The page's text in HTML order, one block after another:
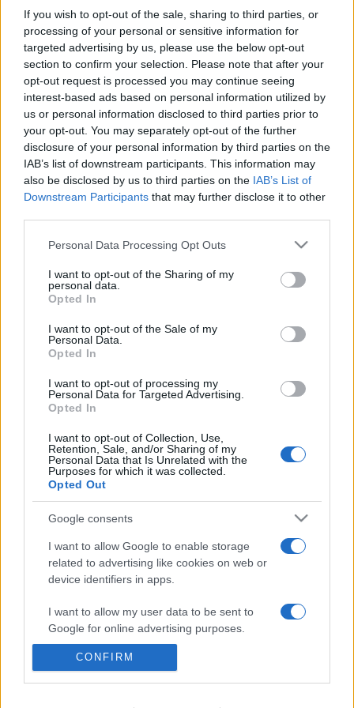
If you wish to opt-out of the sale, sharing to third parties, or
processing of your personal or sensitive information for
targeted advertising by us, please use the below opt-out
section to confirm your selection. Please note that after your
opt-out request is processed you may continue seeing
interest-based ads based on personal information utilized by
us or personal information disclosed to third parties prior to
your opt-out. You may separately opt-out of the further
disclosure of your personal information by third parties on the
IAB’s list of downstream participants. This information may
also be disclosed by us to third parties on the IAB’s List of
Downstream Participants that may further disclose it to other
Please note that this website/app uses one or more Google
not limited to your visit or usage behaviour. You may click to
grant or deny consent to Google and its third-party tags to
use your data for below specified purposes in below Google
consent section.
Personal Data Processing Opt Outs
I want to opt-out of the Sharing of my
personal data.
Opted In
I want to opt-out of the Sale of my
Personal Data.
Opted In
I want to opt-out of processing my
Personal Data for Targeted Advertising.
Opted In
I want to opt-out of Collection, Use,
Retention, Sale, and/or Sharing of my
Personal Data that Is Unrelated with the
Purposes for which it was collected.
Opted Out
Google consents
I want to allow Google to enable storage
related to advertising like cookies on web or
device identifiers in apps.
I want to allow my user data to be sent to
Google for online advertising purposes.
I want to allow Google to send me
CONFIRM
időre azt is elérte, hogy Teleki Pál, az akkor már neves
politikus és földrajztudós elvállalja a részvénytársaság elnöki
tisztét. A magyar kartográfia fejlődését azonban derékba
törte az első világháború és a Monarchia ezt követő
felbomlása, mert 1920 után új alapokra kellett helyezni a
térképészetet. Ebben élenjáró szerepet játszott
Kogutowicz Károly. 1922-ben kivált a Földrajzi Intézetből és
az Állami Térképészeti Intézetnél szerkesztette atlaszait. Ő
készítette az első, minden tekintetben magyar iskolai
atlaszt. Az intézet a polgári célokra készült térképek
kiadásának központjává vált. Térképészeti tevékenysége
Kezdetben a budapesti Erzsébet Nőiskola tanára volt, majd
1923-tól a szegedi egyetemen az általános és
összehasonlító földrajz nyilvános rendes tanára, 1941-42-
ben pedig az egyetem rektora volt. Legismertebb alkotásai:
(1928), a Dunántúl és Kisalföld (1932), valamint iskolai és
kisatlaszai. 1944 végén Németországba távozott, ott is halt
meg 1948. szeptember 6-án.
MEGOSZTÁS